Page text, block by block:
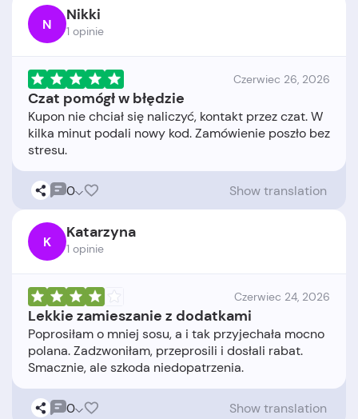
N Nikki
1 opinie
Czerwiec 26, 2026
Czat pomógł w błędzie
Kupon nie chciał się naliczyć, kontakt przez czat. W
kilka minut podali nowy kod. Zamówienie poszło bez
0 Show translation
K Katarzyna
1 opinie
Czerwiec 24, 2026
Lekkie zamieszanie z dodatkami
Poprosiłam o mniej sosu, a i tak przyjechała mocno
polana. Zadzwoniłam, przeprosili i dosłali rabat.
0 Show translation